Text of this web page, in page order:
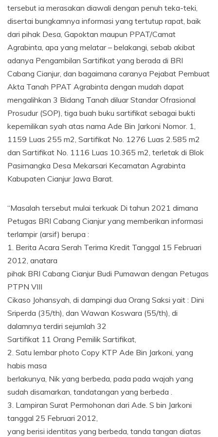
tersebut ia merasakan diawali dengan penuh teka-teki,
disertai bungkamnya informasi yang tertutup rapat, baik
dari pihak Desa, Gapoktan maupun PPAT/Camat
Agrabinta, apa yang melatar – belakangi, sebab akibat
adanya Pengambilan Sartifikat yang berada di BRI
Cabang Cianjur, dan bagaimana caranya Pejabat Pembuat
Akta Tanah PPAT Agrabinta dengan mudah dapat
mengalihkan 3 Bidang Tanah diluar Standar Ofrasional
Prosudur (SOP), tiga buah buku sartifikat sebagai bukti
kepemilikan syah atas nama Ade Bin Jarkoni Nomor. 1,
1159 Luas 255 m2, Sartifikat No. 1276 Luas 2.585 m2
dan Sartifikat No. 1116 Luas 10.365 m2, terletak di Blok
Pasirnangka Desa Mekarsari Kecamatan Agrabinta
Kabupaten Cianjur Jawa Barat.
“Masalah tersebut mulai terkuak Di tahun 2021 dimana
Petugas BRI Cabang Cianjur yang memberikan informasi
terlampir (arsif) berupa :
1. Berita Acara Serah Terima Kredit Tanggal 15 Februari
2012, anatara
pihak BRI Cabang Cianjur Budi Pumawan dengan Petugas
PTPN VIII
Cikaso Johansyah, di dampingi dua Orang Saksi yait : Dini
Sriperda (35/th), dan Wawan Koswara (55/th), di
dalamnya terdiri sejumlah 32
Sartifikat 11 Orang Pemilik Sartifikat,
2. Satu lembar photo Copy KTP Ade Bin Jarkoni, yang
habis masa
berlakunya, Nik yang berbeda, pada pada wajah yang
sudah disamarkan, tandatangan yang berbeda .
3. Lampiran Surat Permohonan dari Ade. S bin Jarkoni
tanggal 25 Februari 2012,
yang berisi identitas yang berbeda, tanda tangan diatas